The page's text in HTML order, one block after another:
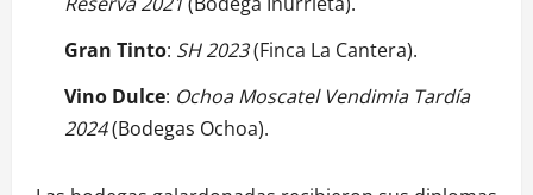
Gran Tinto: SH 2023(Finca La Cantera).
Vino Dulce: Ochoa Moscatel Vendimia Tardía
2024(Bodegas Ochoa).